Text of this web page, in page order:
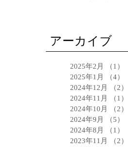
アーカイブ
2025年2月 （1）
2025年1月
（4）
2024年12月
（2）
2024年11月
（1）
2024年10月
（2）
2024年9月
（5）
2024年8月
（1）
2023年11月
（2）